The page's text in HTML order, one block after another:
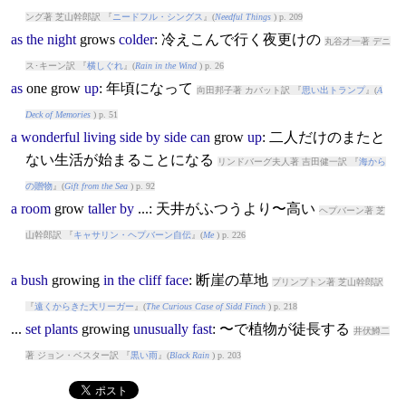
ング著 芝山幹郎訳 『 ニードフル・シングス 』(Needful Things) p. 209
as the night grows colder: 冷えこんで行く夜更けの 丸谷才一著 デニ
ス･キーン訳 『横しぐれ』(Rain in the Wind) p. 26
asone grow up: 年頃になって 向田邦子著 カバット訳 『思い出トランプ』(A
Deck of Memories) p. 51
a wonderful living side by side can grow up: 二人だけのまたと
ない生活が始まることになる
リンドバーグ夫人著 吉田健一訳 『海から
の贈物』(Gift from the Sea) p. 92
a room grow taller by...: 天井がふつうより〜高い ヘプバーン著 芝
山幹郎訳 『 キャサリン・ヘプバーン自伝』(Me) p. 226
a bush growing in the cliff face: 断崖の草地 プリンプトン著 芝山幹郎訳
『遠くからきた大リーガー 』(The Curious Case of Sidd Finch) p. 218
... set plants growing unusually fast: 〜で植物が徒長する 井伏鱒二
著 ジョン・ベスター訳 『黒い雨 』(Black Rain) p. 203